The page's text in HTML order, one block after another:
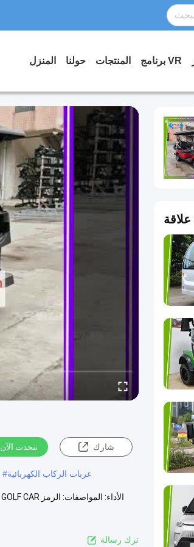
المنزل حولنا المنتجات برنامج VR
نتحدث الآن شارك
#عربات الركاب الكهربائية
ترك رسالة